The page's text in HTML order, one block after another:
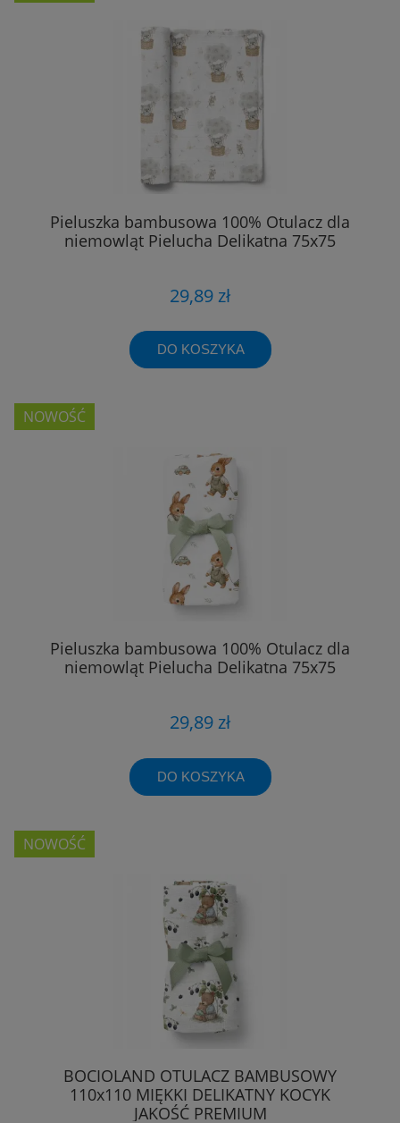
Pieluszka bambusowa 100% Otulacz dla
niemowląt Pielucha Delikatna 75x75
29,89 zł
DO KOSZYKA
Pieluszka bambusowa 100% Otulacz dla
niemowląt Pielucha Delikatna 75x75
29,89 zł
DO KOSZYKA
NOWOŚĆ
BOCIOLAND OTULACZ BAMBUSOWY
110x110 MIĘKKI DELIKATNY KOCYK
JAKOŚĆ PREMIUM
NOWOŚĆ